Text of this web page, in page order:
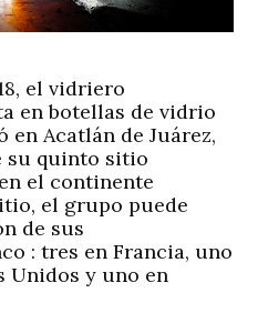
el vidriero
en botellas de vidrio
en Acatlán de Juárez,
su quinto sitio
el continente
el grupo puede
de sus
: tres en Francia, uno
Unidos y uno en